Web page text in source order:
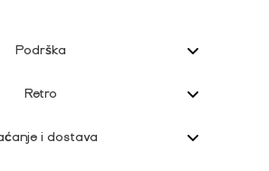
Podrška
Retro
i dostava